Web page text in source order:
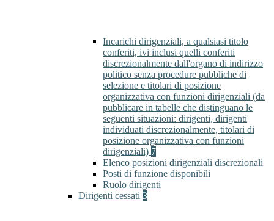
Incarichi dirigenziali, a qualsiasi titolo
conferiti, ivi inclusi quelli conferiti
discrezionalmente dall'organo di indirizzo
politico senza procedure pubbliche di
selezione e titolari di posizione
organizzativa con funzioni dirigenziali (da
pubblicare in tabelle che distinguano le
seguenti situazioni: dirigenti, dirigenti
individuati discrezionalmente, titolari di
posizione organizzativa con funzioni
dirigenziali) 7
Elenco posizioni dirigenziali discrezionali
Posti di funzione disponibili
Ruolo dirigenti
Dirigenti cessati 3